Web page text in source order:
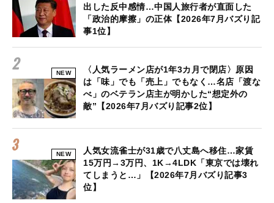
出した反中感情…中国人旅行者が直面した
「政治的摩擦」の正体【2026年7月バズり記
事1位】
NEW
〈人気ラーメン店が1年3カ月で閉店〉原因
は「味」でも「売上」でもなく…名店「渡な
べ」のベテラン店主が明かした“想定外の
敵”【2026年7月バズり記事2位】
NEW
人気女流雀士が31歳で八丈島へ移住…家賃
15万円→3万円、1K→4LDK「東京では壊れ
てしまうと…」【2026年7月バズり記事3
位】